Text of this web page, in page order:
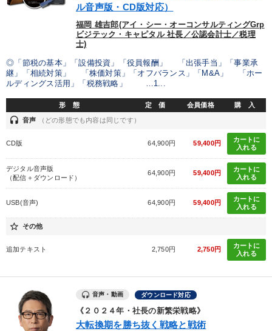
ル音声版・CD版対応）
福岡 雄吉郎(アイ・シー・オーコンサルティングGrp
ビジテック・キャピタル 社長／公認会計士／税理
士)
◎「節税の基本」「設備投資」「役員報酬」 「出張手当」「事業承
継」「相続対策」 「株価対策」「オフバランス」「M&A」 「ホー
ルディングス活用」「税務戦略」 …1...
形 態 定 価 会員価格 購 入
headset 音声 （どの形態でも内容は同じです）
CD版 64,900円 59,400円
カートに
入れる
デジタル音声版
（配信＋ダウンロード）
64,900円 59,400円
カートに
入れる
USB(音声) 64,900円 59,400円
カートに
入れる
star_border その他
追加テキスト 2,750円 2,750円
カートに
入れる
音声・動画 ダウンロード対応
《２０２４年・社長の新繁栄戦略》
大転換期を勝ち抜く戦略と戦術